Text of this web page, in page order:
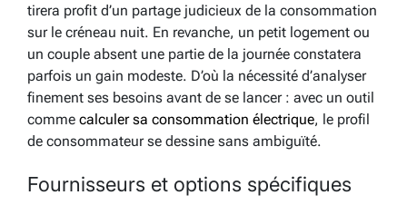
tirera profit d’un partage judicieux de la consommation
sur le créneau nuit. En revanche, un petit logement ou
un couple absent une partie de la journée constatera
parfois un gain modeste. D’où la nécessité d’analyser
finement ses besoins avant de se lancer : avec un outil
comme calculer sa consommation électrique, le profil
de consommateur se dessine sans ambiguïté.
Fournisseurs et options spécifiques